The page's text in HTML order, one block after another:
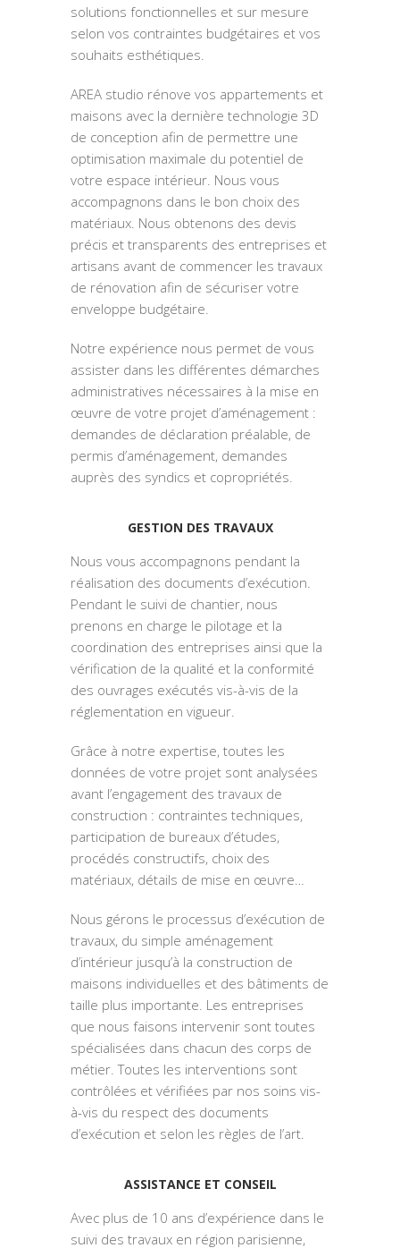
solutions fonctionnelles et sur mesure
selon vos contraintes budgétaires et vos
souhaits esthétiques.
AREA studio rénove vos appartements et
maisons avec la dernière technologie 3D
de conception afin de permettre une
optimisation maximale du potentiel de
votre espace intérieur. Nous vous
accompagnons dans le bon choix des
matériaux. Nous obtenons des devis
précis et transparents des entreprises et
artisans avant de commencer les travaux
de rénovation afin de sécuriser votre
enveloppe budgétaire.
Notre expérience nous permet de vous
assister dans les différentes démarches
administratives nécessaires à la mise en
œuvre de votre projet d’aménagement :
demandes de déclaration préalable, de
permis d’aménagement, demandes
auprès des syndics et copropriétés.
GESTION DES TRAVAUX
Nous vous accompagnons pendant la
réalisation des documents d’exécution.
Pendant le suivi de chantier, nous
prenons en charge le pilotage et la
coordination des entreprises ainsi que la
vérification de la qualité et la conformité
des ouvrages exécutés vis-à-vis de la
réglementation en vigueur.
Grâce à notre expertise, toutes les
données de votre projet sont analysées
avant l’engagement des travaux de
construction : contraintes techniques,
participation de bureaux d’études,
procédés constructifs, choix des
matériaux, détails de mise en œuvre…
Nous gérons le processus d’exécution de
travaux, du simple aménagement
d’intérieur jusqu’à la construction de
maisons individuelles et des bâtiments de
taille plus importante. Les entreprises
que nous faisons intervenir sont toutes
spécialisées dans chacun des corps de
métier. Toutes les interventions sont
contrôlées et vérifiées par nos soins vis-
à-vis du respect des documents
d’exécution et selon les règles de l’art.
ASSISTANCE ET CONSEIL
Avec plus de 10 ans d’expérience dans le
suivi des travaux en région parisienne,